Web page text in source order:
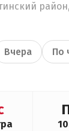
Вчера По